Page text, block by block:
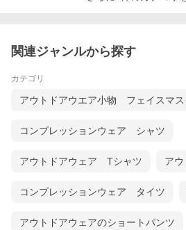
関連ジャンルから探す
カテゴリ
アウトドアウエア小物 フェイスマス
コンプレッションウェア シャツ
アウトドアウェア Tシャツ ア
コンプレッションウェア タイツ
アウトドアウェアのショートパンツ